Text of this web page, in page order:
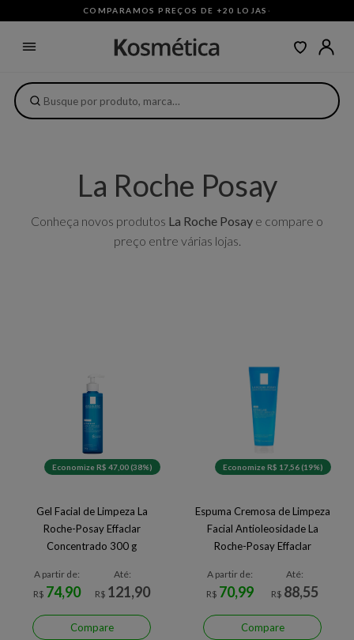
COMPARAMOS PREÇOS DE +20 LOJAS ·
La Roche Posay
Conheça novos produtos La Roche Posay e compare o
preço entre várias lojas.
Economize R$ 47,00 (38%)
Gel Facial de Limpeza La
Roche-Posay Effaclar
Concentrado 300 g
A partir de:
R$ 74,90
Até:
R$ 121,90
Compare
Economize R$ 17,56 (19%)
Espuma Cremosa de Limpeza
Facial Antioleosidade La
Roche-Posay Effaclar
A partir de:
R$ 70,99
Até:
R$ 88,55
Compare